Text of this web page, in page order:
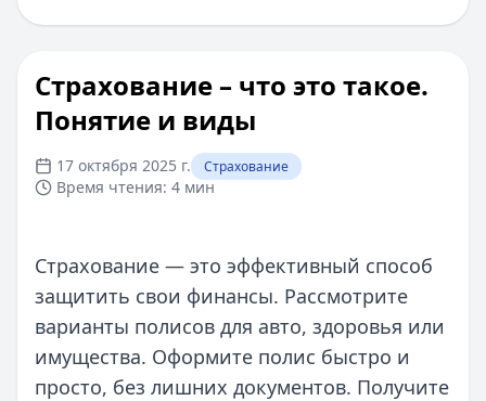
​Страхование – что это такое.
Понятие и виды
17 октября 2025 г. Страхование
Время чтения: 4 мин
Страхование — это эффективный способ
защитить свои финансы. Рассмотрите
варианты полисов для авто, здоровья или
имущества. Оформите полис быстро и
просто, без лишних документов. Получите